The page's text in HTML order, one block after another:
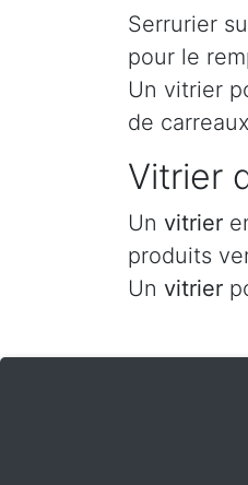
Serrurier
pour le
Un vitrier
de
Vitrier
Un vitrier
produits
Un vitrier